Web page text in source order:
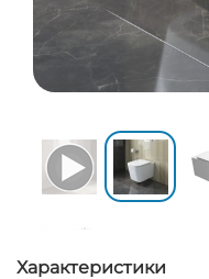
Характеристики